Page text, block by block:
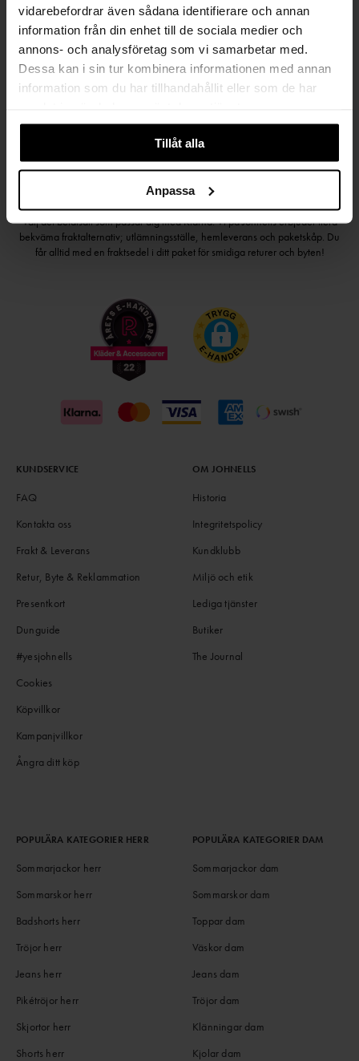
vidarebefordrar även sådana identifierare och annan
information från din enhet till de sociala medier och
annons- och analysföretag som vi samarbetar med.
Dessa kan i sin tur kombinera informationen med annan
information som du har tillhandahållit eller som de har
Tillåt alla
Anpassa
Håll dig uppdaterad
PRENUMERERA PÅ VÅRT NYHETSBREV
Kvinna Man
PRENUMERERA
HANDLA TRYGGT OCH SMIDIGT
Välj det betalsätt som passar dig med Klarna. Vi på Johnells erbjuder flera
bekväma fraktalternativ; utlämningsställe, hemleverans och paketskåp. Du
får alltid med en fraktsedel i ditt paket för smidiga returer och byten!
KUNDSERVICE
FAQ
Kontakta oss
Frakt & Leverans
Retur, Byte & Reklammation
Presentkort
Dunguide
#yesjohnells
Cookies
Köpvillkor
Kampanjvillkor
Ångra ditt köp
OM JOHNELLS
Historia
Integritetspolicy
Kundklubb
Miljö och etik
Lediga tjänster
Butiker
The Journal
POPULÄRA KATEGORIER HERR
Sommarjackor herr
Sommarskor herr
Badshorts herr
Tröjor herr
Jeans herr
Pikétröjor herr
Skjortor herr
Shorts herr
POPULÄRA KATEGORIER DAM
Sommarjackor dam
Sommarskor dam
Toppar dam
Väskor dam
Jeans dam
Tröjor dam
Klänningar dam
Kjolar dam